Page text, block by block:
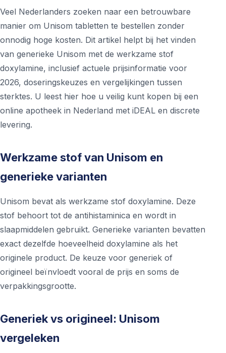
Veel Nederlanders zoeken naar een betrouwbare
manier om Unisom tabletten te bestellen zonder
onnodig hoge kosten. Dit artikel helpt bij het vinden
van generieke Unisom met de werkzame stof
doxylamine, inclusief actuele prijsinformatie voor
2026, doseringskeuzes en vergelijkingen tussen
sterktes. U leest hier hoe u veilig kunt kopen bij een
online apotheek in Nederland met iDEAL en discrete
levering.
Werkzame stof van Unisom en
generieke varianten
Unisom bevat als werkzame stof doxylamine. Deze
stof behoort tot de antihistaminica en wordt in
slaapmiddelen gebruikt. Generieke varianten bevatten
exact dezelfde hoeveelheid doxylamine als het
originele product. De keuze voor generiek of
origineel beïnvloedt vooral de prijs en soms de
verpakkingsgrootte.
Generiek vs origineel: Unisom
vergeleken